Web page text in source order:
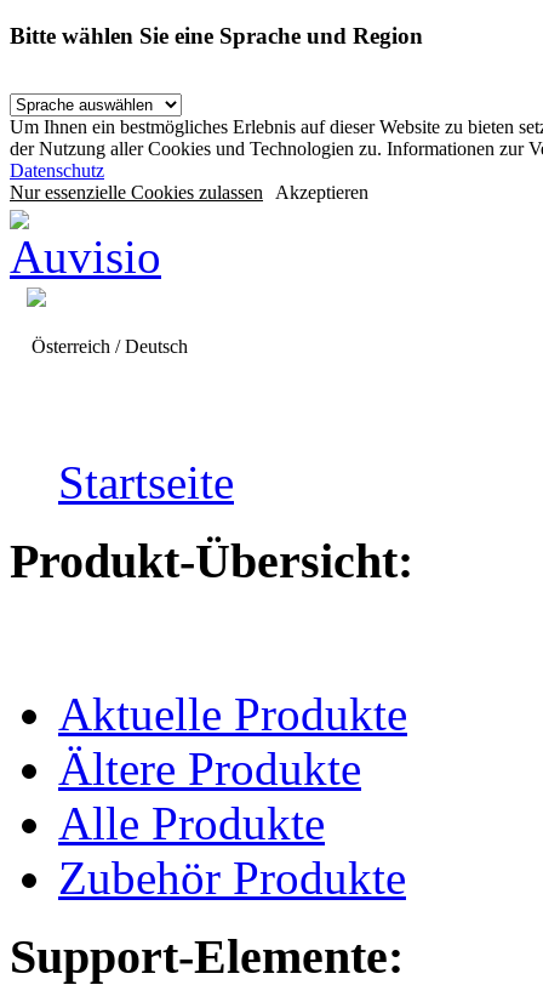
Bitte wählen Sie eine Sprache und Region
Um Ihnen ein bestmögliches Erlebnis auf dieser Website zu bieten
der Nutzung aller Cookies und Technologien zu. Informationen zur
Datenschutz
Nur essenzielle Cookies zulassen Akzeptieren
Österreich / Deutsch
Startseite
Produkt-Übersicht:
Aktuelle Produkte
Ältere Produkte
Alle Produkte
Zubehör Produkte
Support-Elemente: